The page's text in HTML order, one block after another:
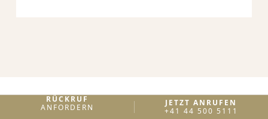
RÜCKRUF
ANFORDERN
JETZT ANRUFEN
+41 44 500 5111